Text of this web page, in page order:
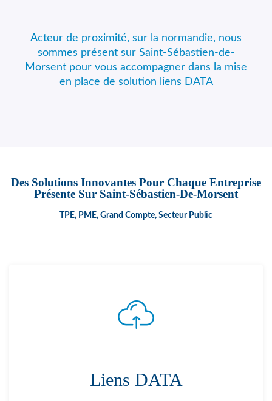
Acteur de proximité, sur la normandie, nous
sommes présent sur Saint-Sébastien-de-
Morsent pour vous accompagner dans la mise
en place de solution liens DATA
Des Solutions Innovantes Pour Chaque Entreprise
Présente Sur Saint-Sébastien-De-Morsent
TPE, PME, Grand Compte, Secteur Public
Liens DATA